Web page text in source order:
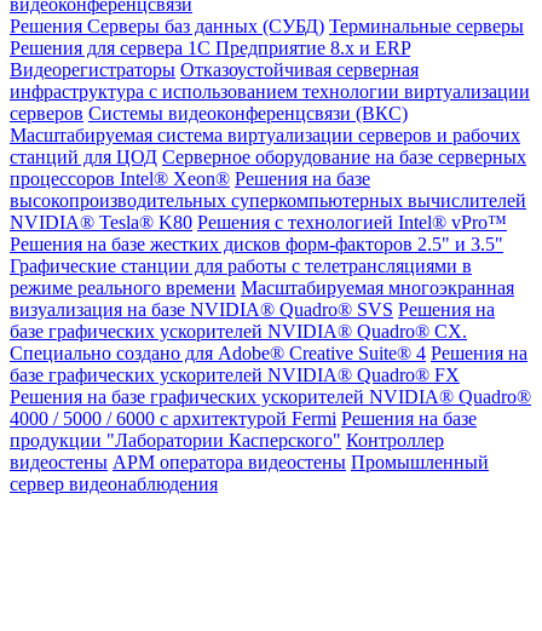
Решения Серверы баз данных (СУБД) Терминальные серверы
Решения для сервера 1С Предприятие 8.x и ERP
Видеорегистраторы Отказоустойчивая серверная
инфраструктура с использованием технологии виртуализации
серверов Системы видеоконференцсвязи (ВКС)
Масштабируемая система виртуализации серверов и рабочих
станций для ЦОД Серверное оборудование на базе серверных
процессоров Intel® Xeon® Решения на базе
высокопроизводительных суперкомпьютерных вычислителей
NVIDIA® Tesla® K80 Решения с технологией Intel® vPro™
Решения на базе жестких дисков форм-факторов 2.5" и 3.5"
Графические станции для работы с телетрансляциями в
режиме реального времени Масштабируемая многоэкранная
визуализация на базе NVIDIA® Quadro® SVS Решения на
базе графических ускорителей NVIDIA® Quadro® CX.
Специально создано для Adobe® Creative Suite® 4 Решения на
базе графических ускорителей NVIDIA® Quadro® FX
Решения на базе графических ускорителей NVIDIA® Quadro®
4000 / 5000 / 6000 с архитектурой Fermi Решения на базе
продукции "Лаборатории Касперского" Контроллер
видеостены АРМ оператора видеостены Промышленный
сервер видеонаблюдения